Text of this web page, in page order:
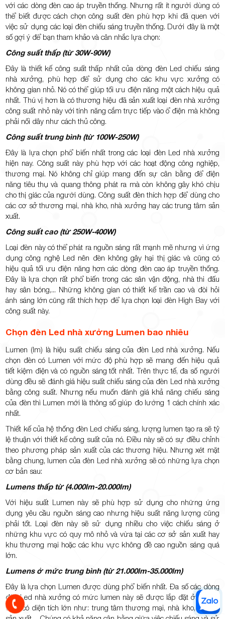
với các dòng đèn cao áp truyền thống. Nhưng rất ít người dùng có
thể biết được cách chọn công suất đèn phù hợp khi đã quen với
việc sử dụng các loại đèn chiếu sáng truyền thống. Dưới đây là một
số gợi ý để bạn tham khảo và cân nhắc lựa chọn:
Công suất thấp (từ 30W-90W)
Đây là thiết kế công suất thấp nhất của dòng đèn Led chiếu sáng
nhà xưởng, phù hợp để sử dụng cho các khu vực xưởng có
không gian nhỏ. Nó có thể giúp tối ưu điện năng một cách hiệu quả
nhất. Thú vị hơn là có thương hiệu đã sản xuất loại đèn nhà xưởng
công suất nhỏ này với tính năng cắm trực tiếp vào ổ điện mà không
phải nối dây như cách thủ công.
Công suất trung bình (từ 100W-250W)
Đây là lựa chọn phổ biến nhất trong các loại đèn Led nhà xưởng
hiện nay. Công suất này phù hợp với các hoạt động công nghiệp,
thương mại. Nó không chỉ giúp mang đến sự cân bằng để điện
năng tiêu thụ và quang thông phát ra mà còn không gây khó chịu
cho thị giác của người dùng. Công suất đèn thích hợp để dùng cho
các cơ sở thương mại, nhà kho, nhà xưởng hay các trung tâm sản
xuất.
Công suất cao (từ 250W-400W)
Loại đèn này có thể phát ra nguồn sáng rất mạnh mẽ nhưng vì ứng
dụng công nghệ Led nên đèn không gây hại thị giác và cũng có
hiệu quả tối ưu điện năng hơn các dòng đèn cao áp truyền thống.
Đây là lựa chọn rất phổ biến trong các sân vận động, nhà thi đấu
hay sân bóng,... Những không gian có thiết kế trần cao và đòi hỏi
ánh sáng lớn cũng rất thích hợp để lựa chọn loại đèn High Bay với
công suất này.
Chọn đèn Led nhà xưởng Lumen bao nhiêu
Lumen (lm) là hiệu suất chiếu sáng của đèn Led nhà xưởng. Nếu
chọn đèn có Lumen với mức độ phù hợp sẽ mang đến hiệu quả
tiết kiệm điện và có nguồn sáng tốt nhất. Trên thực tế, đa số người
dùng đều sẽ đánh giá hiệu suất chiếu sáng của đèn Led nhà xưởng
bằng công suất. Nhưng nếu muốn đánh giá khả năng chiếu sáng
của đèn thì Lumen mới là thông số giúp đo lường 1 cách chính xác
nhất.
Thiết kế của hệ thống đèn Led chiếu sáng, lượng lumen tạo ra sẽ tỷ
lệ thuận với thiết kế công suất của nó. Điều này sẽ có sự điều chỉnh
theo phương pháp sản xuất của các thương hiệu. Nhưng xét mặt
bằng chung, lumen của đèn Led nhà xưởng sẽ có những lựa chọn
cơ bản sau:
Lumens thấp từ (4.000lm-20.000lm)
Với hiệu suất Lumen này sẽ phù hợp sử dụng cho những ứng
dụng yêu cầu nguồn sáng cao nhưng hiệu suất năng lượng cũng
phải tốt. Loại đèn này sẽ sử dụng nhiều cho việc chiếu sáng ở
những khu vực có quy mô nhỏ và vừa tại các cơ sở sản xuất hay
khu thương mại hoặc các khu vực không đề cao nguồn sáng quá
lớn.
Lumens ở mức trung bình (từ 21.000lm-35.000lm)
Đây là lựa chọn Lumen được dùng phổ biến nhất. Đa số các dòng
đèn Led nhà xưởng có mức lumen này sẽ được lắp đặt ở những
vị trí có diện tích lớn như: trung tâm thương mại, nhà kho, xưởng